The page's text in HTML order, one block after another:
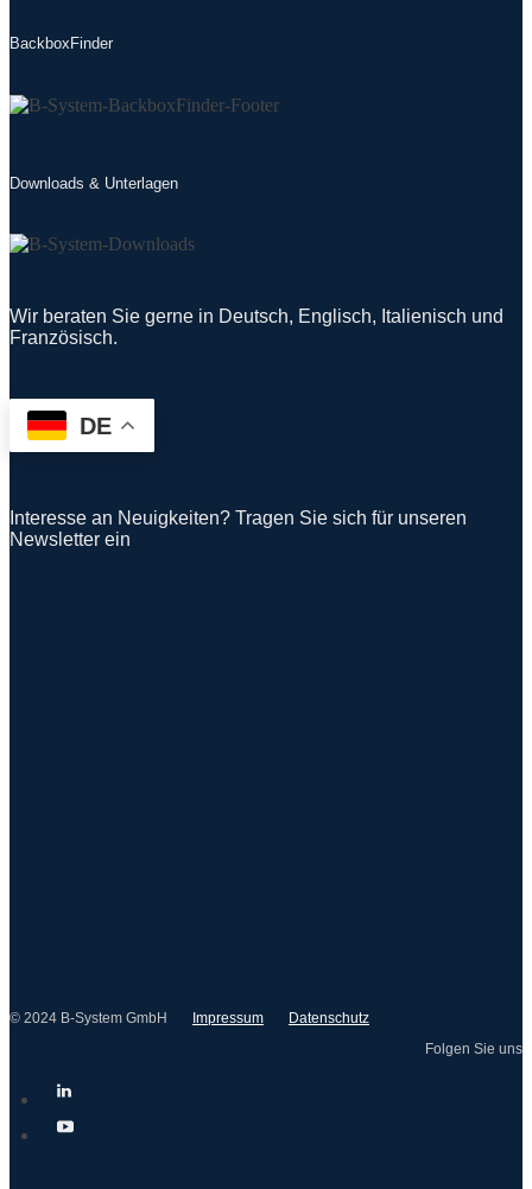
BackboxFinder
Downloads & Unterlagen
Wir beraten Sie gerne in Deutsch, Englisch, Italienisch und
Französisch.
DE
Interesse an Neuigkeiten? Tragen Sie sich für unseren
Newsletter ein
© 2024 B-System GmbH Impressum
Datenschutz
Folgen Sie uns